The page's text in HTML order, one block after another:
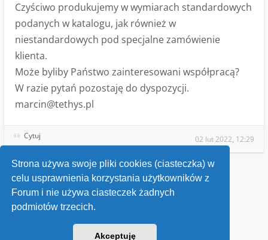
Strona używa swoje pliki cookies (ciasteczka) w
celu usprawnienia korzystania użytkowników z
Forum i nie używa ciasteczek żadnych
podmiotów trzecich.
Akceptuję
Czyściwo produkujemy w wymiarach standardowych
podanych w katalogu, jak również w
niestandardowych pod specjalne zamówienie
klienta.
Może byliby Państwo zainteresowani współpracą?
W razie pytań pozostaję do dyspozycji.
marcin@tethys.pl
Cytuj 02 lut 2022, 12:29
Wróć do „Ogłoszenia sprzedaży”